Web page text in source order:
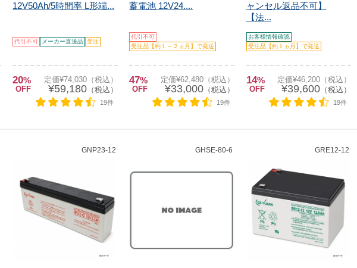
12V50Ah/5時間率 L形端...
代引不可 メーカー直送品 受注
20%
OFF
定価¥74,030（税込）
¥59,180（税込）
19件
蓄電池 12V24....
代引不可
受注品【約１～２ヵ月】で発送
47%
OFF
定価¥62,480（税込）
¥33,000（税込）
19件
ャンセル返品不可】
【法...
お客様情報確認
受注品【約１ヵ月】で発送
14%
OFF
定価¥46,200（税込）
¥39,600 （税込）
19件
GNP23-12 GHSE-80-6 GRE12-12